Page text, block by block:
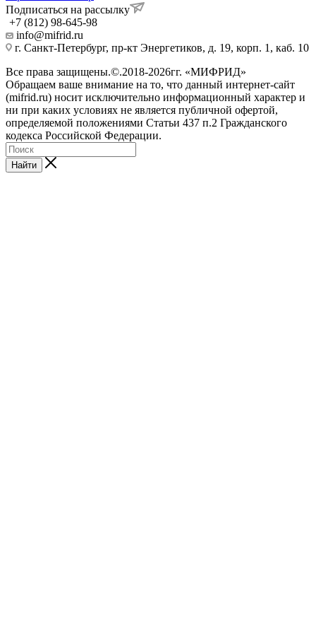
Подписаться на рассылку
+7 (812) 98-645-98
info@mifrid.ru
г. Санкт-Петербург, пр-кт Энергетиков, д. 19, корп. 1, каб. 10
Все права защищены.©.2018-2026гг. «МИФРИД»
Обращаем ваше внимание на то, что данный интернет-сайт
(mifrid.ru) носит исключительно информационный характер и
ни при каких условиях не является публичной офертой,
определяемой положениями Статьи 437 п.2 Гражданского
кодекса Российской Федерации.
Найти